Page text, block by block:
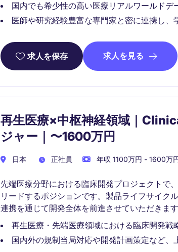
国内でも希少性の高い医療リアルワールドデ
医師や研究経験豊富な専門家と密に連携し
求人を保存 求人を見る
再生医療×中枢神経領域｜
ジャー｜〜1600万円
日本 正社員 年収 1100万円 - 1600万
先端医療分野における臨床開発プロジェクトで
リードするポジションです。製品ライフサイク
連携を通じて開発全体を前進させていただきます
再生医療・先端医療領域における臨床開発戦
国内外の規制当局対応や開発計画策定など、